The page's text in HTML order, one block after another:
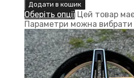
Додати в кошик
Оберіть опції Цей товар має
Параметри можна вибрати